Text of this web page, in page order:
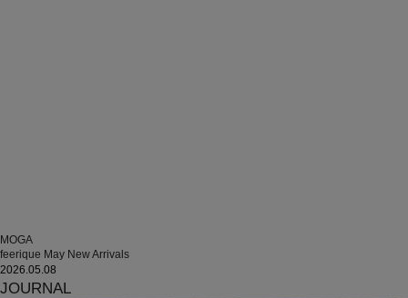
MOGA
feerique May New Arrivals
2026.05.08
JOURNAL